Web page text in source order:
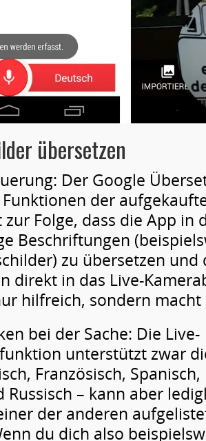
übersetzen
Der Google
der
zur Folge, dass die App in
Beschriftungen
zu übersetzen und
direkt in das Live-
hilfreich, sondern macht
bei der Sache: Die Live-
unterstützt zwar
Französisch,
Russisch – kann aber
der anderen
du dich also